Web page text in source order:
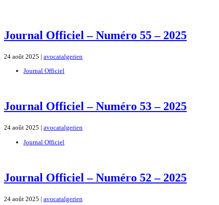
Journal Officiel – Numéro 55 – 2025
24 août 2025 | avocatalgerien
Journal Officiel
Journal Officiel – Numéro 53 – 2025
24 août 2025 | avocatalgerien
Journal Officiel
Journal Officiel – Numéro 52 – 2025
24 août 2025 | avocatalgerien